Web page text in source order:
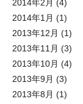
2014年2月 (4)
2014年1月 (1)
2013年12月 (1)
2013年11月 (3)
2013年10月 (4)
2013年9月 (3)
2013年8月 (1)